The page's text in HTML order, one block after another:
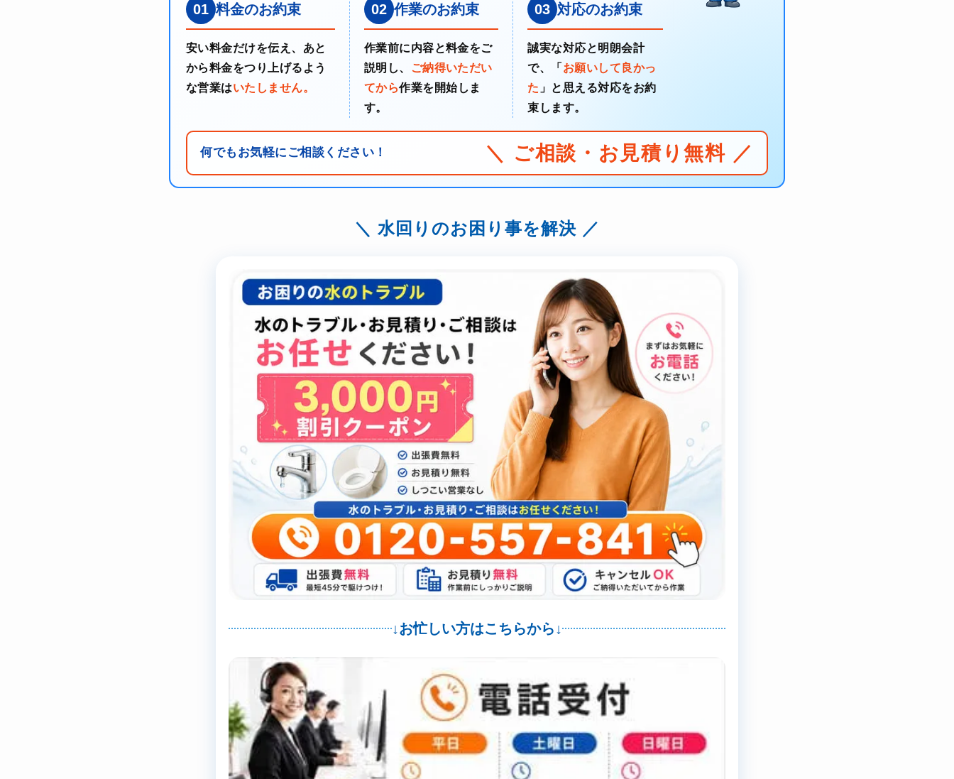
01 料金のお約束
安い料金だけを伝え、あと
から料金をつり上げるよう
な営業はいたしません。
02 作業のお約束
作業前に内容と料金をご
説明し、 ご納得いただい
てから作業を開始しま
す。
03 対応のお約束
誠実な対応と明朗会計
で、「 お願いして良かっ
た 」と思える対応をお約
束します。
何でもお気軽にご相談ください！ ＼ ご相談・お見積り無料 ／
水回りのお困り事を解決
↓お忙しい方はこちらから↓